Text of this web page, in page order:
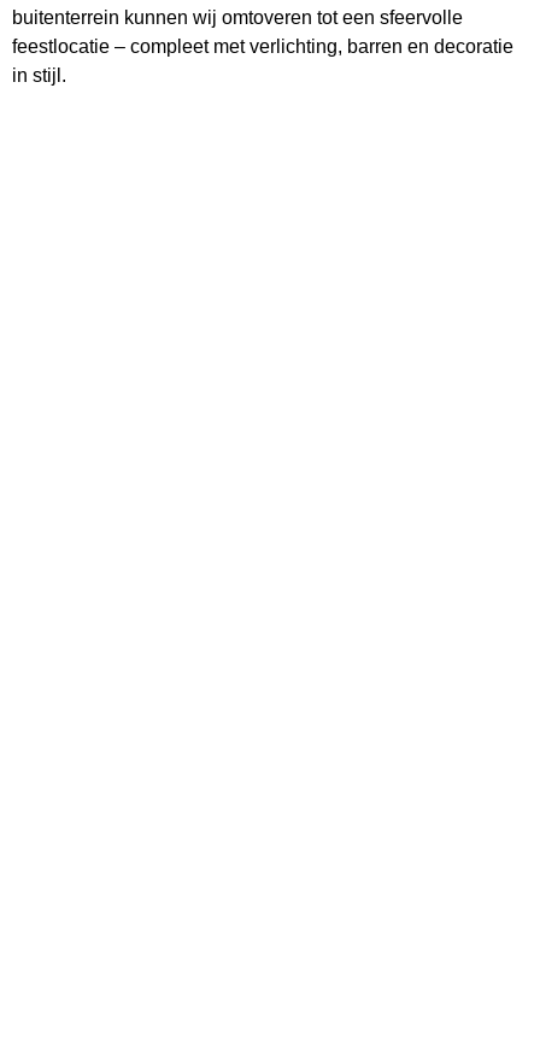
buitenterrein kunnen wij omtoveren tot een sfeervolle
feestlocatie – compleet met verlichting, barren en decoratie
in stijl.